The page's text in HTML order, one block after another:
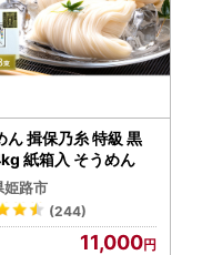
ん 揖保乃糸 特級 黒
紙箱入 そうめん
姫路市
(244)
11,000